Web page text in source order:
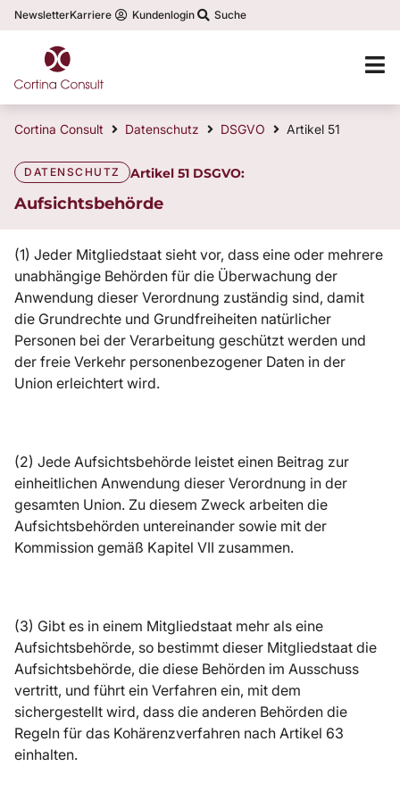
NewsletterKarriere Kundenlogin Suche
Cortina Consult Datenschutz DSGVO Artikel 51
DATENSCHUTZ Artikel 51 DSGVO:
Aufsichtsbehörde
(1) Jeder Mitgliedstaat sieht vor, dass eine oder mehrere
unabhängige Behörden für die Überwachung der
Anwendung dieser Verordnung zuständig sind, damit
die Grundrechte und Grundfreiheiten natürlicher
Personen bei der Verarbeitung geschützt werden und
der freie Verkehr personenbezogener Daten in der
Union erleichtert wird.
(2) Jede Aufsichtsbehörde leistet einen Beitrag zur
einheitlichen Anwendung dieser Verordnung in der
gesamten Union. Zu diesem Zweck arbeiten die
Aufsichtsbehörden untereinander sowie mit der
Kommission gemäß Kapitel VII zusammen.
(3) Gibt es in einem Mitgliedstaat mehr als eine
Aufsichtsbehörde, so bestimmt dieser Mitgliedstaat die
Aufsichtsbehörde, die diese Behörden im Ausschuss
vertritt, und führt ein Verfahren ein, mit dem
sichergestellt wird, dass die anderen Behörden die
Regeln für das Kohärenzverfahren nach Artikel 63
einhalten.